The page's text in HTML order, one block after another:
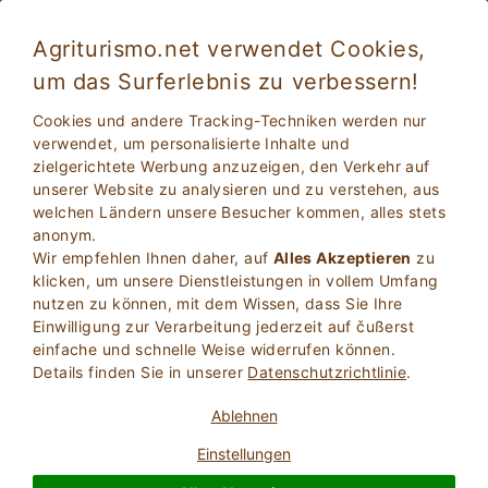
Agriturismo.net verwendet Cookies,
um das Surferlebnis zu verbessern!
Cookies und andere Tracking-Techniken werden nur
verwendet, um personalisierte Inhalte und
zielgerichtete Werbung anzuzeigen, den Verkehr auf
unserer Website zu analysieren und zu verstehen, aus
welchen Ländern unsere Besucher kommen, alles stets
anonym.
Wir empfehlen Ihnen daher, auf Alles Akzeptieren zu
klicken, um unsere Dienstleistungen in vollem Umfang
nutzen zu können, mit dem Wissen, dass Sie Ihre
Einwilligung zur Verarbeitung jederzeit auf čußerst
einfache und schnelle Weise widerrufen können.
Details finden Sie in unserer Datenschutzrichtlinie.
Ablehnen
Einstellungen
Bovolenta 2036
Casa in campagna
Padova, Bovolenta(Karte) 18Betten
FRAGEN BESITZER BUCHEN SIE
Exzellent
9.3
Weitere Informationen
40 Bewertungen